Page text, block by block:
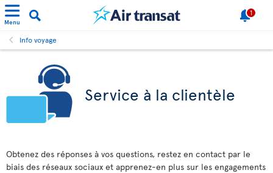
Menu
1
Info voyage
Service à la clientèle
Obtenez des réponses à vos questions, restez en contact par le
biais des réseaux sociaux et apprenez-en plus sur les engagements